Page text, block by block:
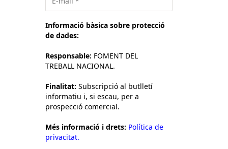
Informació bàsica sobre protecció
de dades:
Responsable: FOMENT DEL
TREBALL NACIONAL.
Finalitat: Subscripció al butlletí
informatiu i, si escau, per a
prospecció comercial.
Més informació i drets: Política de
privacitat.